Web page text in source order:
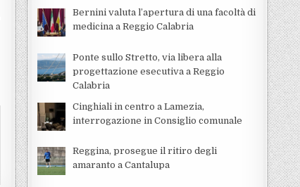
Bernini valuta l’apertura di una facoltà di
medicina a Reggio Calabria
Ponte sullo Stretto, via libera alla
progettazione esecutiva a Reggio
Calabria
Cinghiali in centro a Lamezia,
interrogazione in Consiglio comunale
Reggina, prosegue il ritiro degli
amaranto a Cantalupa